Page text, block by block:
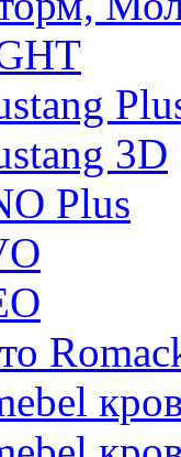
3D
Plus